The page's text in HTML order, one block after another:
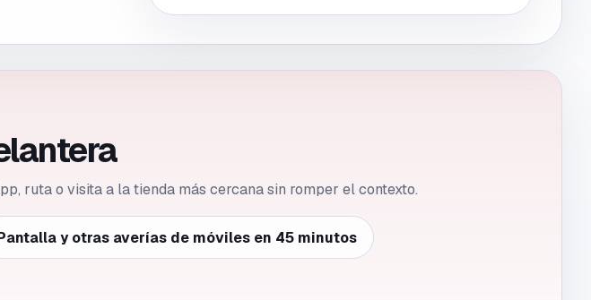
ruta o visita a la tienda más cercana sin romper el contexto.
y otras averías de móviles en 45 minutos